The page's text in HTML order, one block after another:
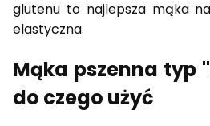
glutenu to najlepsza mąka
elastyczna.
Mąka pszenna typ
do czego użyć